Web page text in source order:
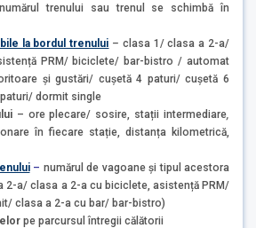
trenului sau trenul se schimbă în
la bordul trenului – clasa 1/ clasa a 2-a/
PRM/ biciclete/ bar-bistro / automat
și gustări/ cușetă 4 paturi/ cușetă 6
dormit single
– ore plecare/ sosire, stații intermediare,
în fiecare stație, distanța kilometrică,
– numărul de vagoane și tipul acestora
2-a/ clasa a 2-a cu biciclete, asistență PRM/
clasa a 2-a cu bar/ bar-bistro)
pe parcursul întregii călătorii